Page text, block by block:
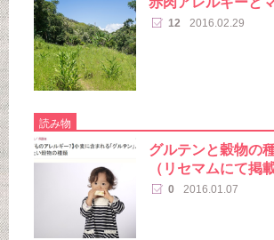
12 2016.02.29
読み物
グルテンと穀物の
（リセマムにて掲
0 2016.01.07